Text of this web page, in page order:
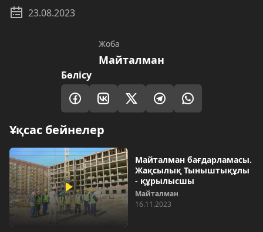
23.08.2023
Жоба
Майталман
Бөлісу
Ұқсас бейнелер
Майталман бағдарламасы.
Жақсылық Тыныштықұлы
- құрылысшы
Майталман
16.11.2023